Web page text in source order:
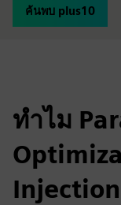
ค้นพบ plus10
ทำไม